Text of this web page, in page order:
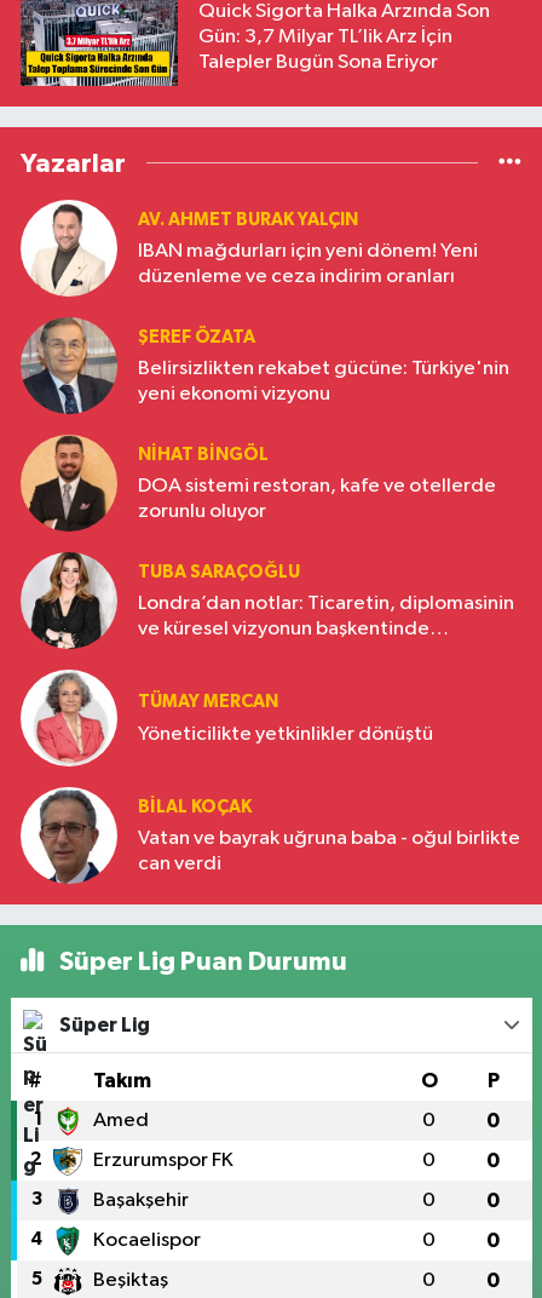
Quick Sigorta Halka Arzında Son
Gün: 3,7 Milyar TL’lik Arz İçin
Talepler Bugün Sona Eriyor
Yazarlar
AV. AHMET BURAK YALÇIN
IBAN mağdurları için yeni dönem! Yeni
düzenleme ve ceza indirim oranları
ŞEREF ÖZATA
Belirsizlikten rekabet gücüne: Türkiye'nin
yeni ekonomi vizyonu
NIHAT BINGÖL
DOA sistemi restoran, kafe ve otellerde
zorunlu oluyor
TUBA SARAÇOĞLU
Londra’dan notlar: Ticaretin, diplomasinin
ve küresel vizyonun başkentinde
TÜMAY MERCAN
Yöneticilikte yetkinlikler dönüştü
BILAL KOÇAK
Vatan ve bayrak uğruna baba - oğul birlikte
can verdi
Süper Lig Puan Durumu
Süper Lig
# Takım O P
1 Amed 0 0
2 Erzurumspor FK 0 0
3 Başakşehir 0 0
4 Kocaelispor 0 0
5 Beşiktaş 0 0